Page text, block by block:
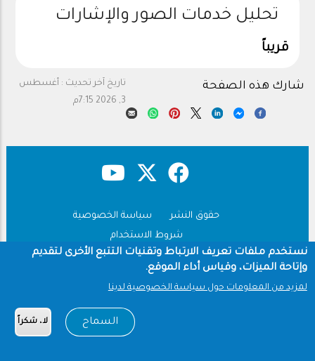
تحليل خدمات الصور والإشارات
قريباً
تاريخ آخر تحديث : أغسطس
3, 2026 7:15م
شارك هذه الصفحة
حقوق النشر
سياسة الخصوصية
شروط الاستخدام
Copyright © 1960-2026 جامعة الملك سعود
نستخدم ملفات تعريف الارتباط وتقنيات التتبع الأخرى لتقديم
وإتاحة الميزات، وقياس أداء الموقع.
لمزيد من المعلومات حول سياسة الخصوصية لدينا
السماح لا، شكراً